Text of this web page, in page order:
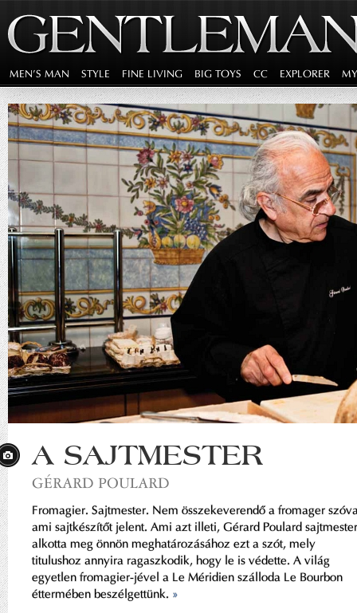
MEN'S MAN STYLE FINE LIVING BIG TOYS CC EXPLORER
A SAJTMESTER
GÉRARD POULARD
Fromagier. Sajtmester. Nem összekeverendő a fromager
ami sajtkészítőt jelent. Ami azt illeti, Gérard Poulard sajtmester
alkotta meg önnön meghatározásához ezt a szót, mely
titulushoz annyira ragaszkodik, hogy le is védette. A világ
egyetlen fromagier-jével a Le Méridien szálloda Le Bourbon
éttermében beszélgettünk. »